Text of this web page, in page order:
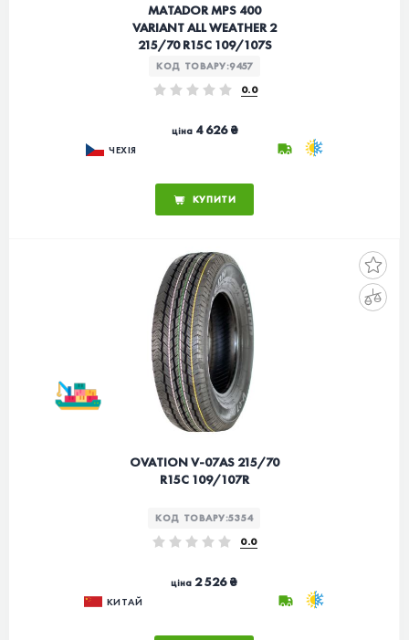
MATADOR MPS 400
VARIANT ALL WEATHER 2
215/70 R15C 109/107S
КОД ТОВАРУ:9457
0.0
ціна4 626 ₴
ЧЕХІЯ
КУПИТИ
OVATION V-07AS 215/70
R15C 109/107R
КОД ТОВАРУ:5354
0.0
ціна 2 526 ₴
КИТАЙ